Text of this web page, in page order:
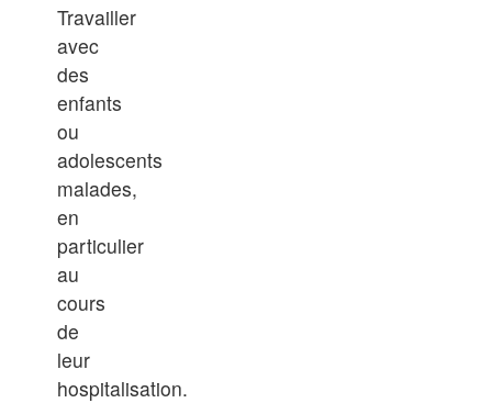
Travailler
avec
des
enfants
ou
adolescents
malades,
en
particulier
au
cours
de
leur
hospitalisation.